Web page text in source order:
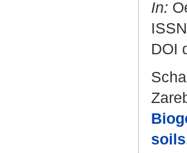
In:
DOI